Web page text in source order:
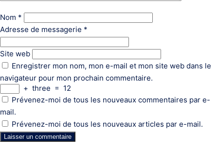
Nom *
Adresse de messagerie *
Site web
Enregistrer mon nom, mon e-mail et mon site web dans le
navigateur pour mon prochain commentaire.
+ three = 12
Prévenez-moi de tous les nouveaux commentaires par e-
mail.
Prévenez-moi de tous les nouveaux articles par e-mail.